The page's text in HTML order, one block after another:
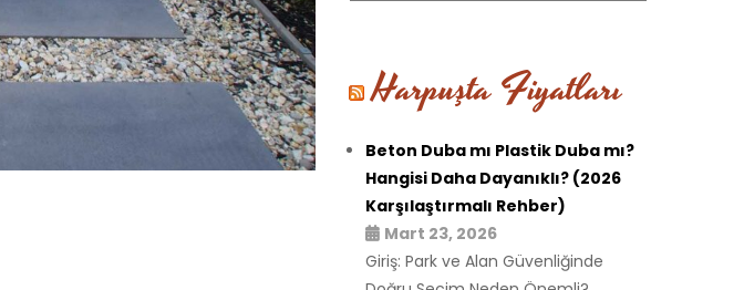
Harpuşta Fiyatları
Beton Duba mı Plastik Duba mı?
Hangisi Daha Dayanıklı? (2026
Karşılaştırmalı Rehber)
Mart 23, 2026
Giriş: Park ve Alan Güvenliğinde